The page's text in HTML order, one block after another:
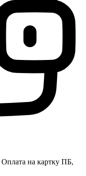
на картку ПБ,